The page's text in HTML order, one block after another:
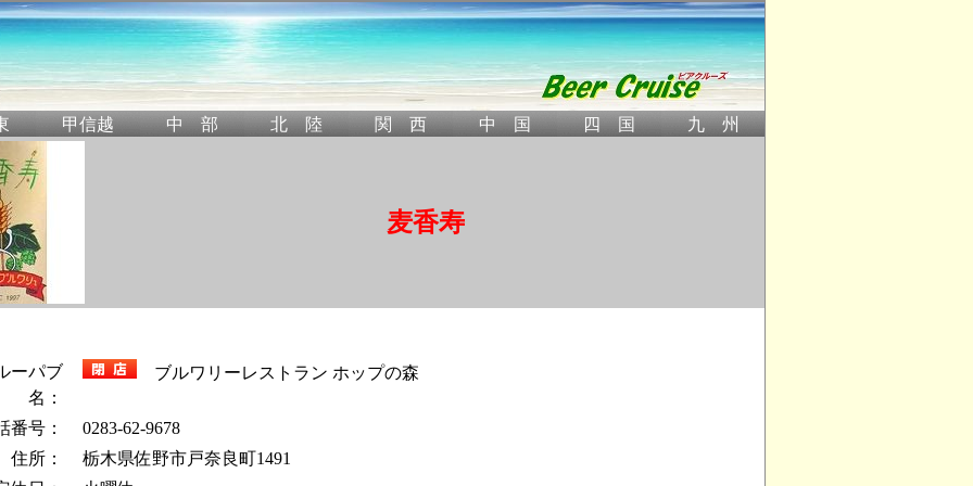
麦香寿
ーパブ
名：
ブルワリーレストラン ホップの森
番号：
0283-62-9678
住所：
栃木県佐野市戸奈良町1491